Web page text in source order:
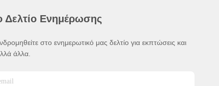
Δελτίο Ενημέρωσης
στο ενημερωτικό μας δελτίο για εκπτώσεις και
άλλα.